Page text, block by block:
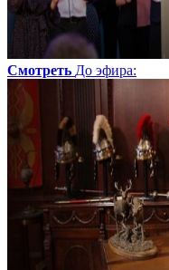
Смотреть До эфира: